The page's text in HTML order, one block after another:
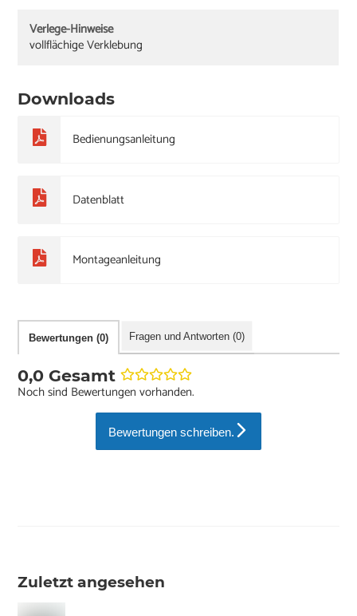
Verlege-Hinweise
vollflächige Verklebung
Downloads
Bedienungsanleitung
Datenblatt
Montageanleitung
Bewertungen (0) Fragen und Antworten (0)
0,0 Gesamt
Noch sind Bewertungen vorhanden.
Bewertungen schreiben.
Zuletzt angesehen